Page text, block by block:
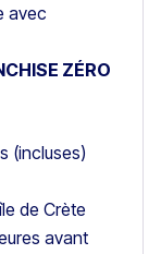
avec
ZÉRO
(incluses)
de Crète
avant